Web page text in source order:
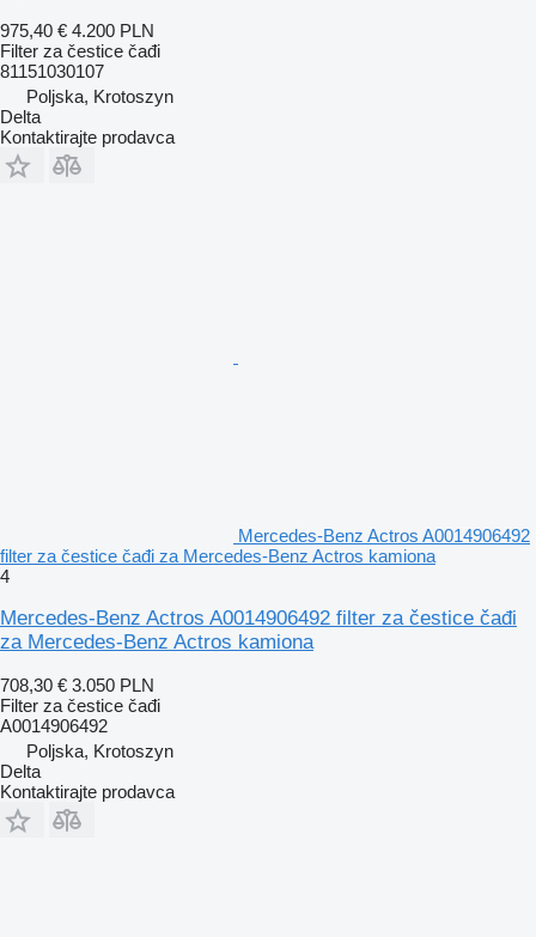
975,40 € 4.200 PLN
Filter za čestice čađi
81151030107
Poljska, Krotoszyn
Delta
Kontaktirajte prodavca
Mercedes-Benz Actros A0014906492
filter za čestice čađi za Mercedes-Benz Actros kamiona
4
Mercedes-Benz Actros A0014906492 filter za čestice čađi
za Mercedes-Benz Actros kamiona
708,30 € 3.050 PLN
Filter za čestice čađi
A0014906492
Poljska, Krotoszyn
Delta
Kontaktirajte prodavca